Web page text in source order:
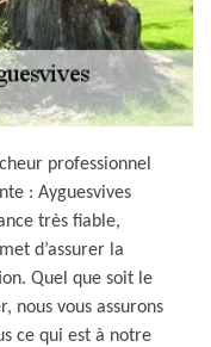
professionnel
: Ayguesvives
très fiable,
d’assurer la
Quel que soit le
nous vous assurons
ce qui est à notre